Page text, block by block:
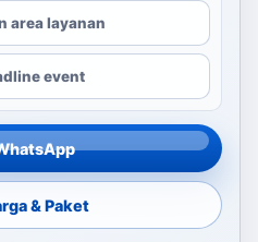
area layanan
event
& Paket